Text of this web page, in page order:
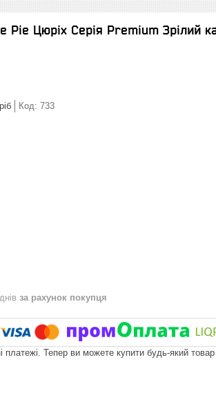
Pie Цюріх Серія Premium Зрілий
Код: 733
за рахунок покупця
платежі. Тепер ви можете купити будь-який